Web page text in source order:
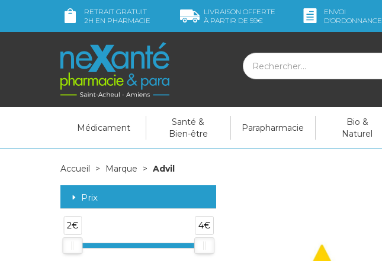
RETRAIT GRATUIT
2H EN PHARMACIE
LIVRAISON OFFERTE
À PARTIR DE 59€
ENVOI
D’ORDONNANCE
Médicament
Santé &
Bien-être
Parapharmacie
Bio &
Naturel
Accueil Marque Advil
Prix
2€ 4€